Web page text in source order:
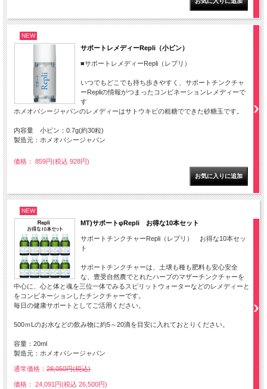
NEW
サポートレメディーRepli（小ビン）
■サポートレメディーRepli（レプリ）
いつでもどこでも持ち歩きやすく、サポートチンクチャ
ーRepliの情報がつまったコンビネーションレメディーで
す
ホメオパシージャパンのレメディーはサトウキビの粗糖でできた砂糖玉です。
内容量 小ビン：0.7g(約30粒)
製造元：ホメオパシージャパン
価格： 859円(税込 928円)
NEW
MT)サポートφRepli お得な10本セット
サポートチンクチャーRepli（レプリ） お得な10本セッ
ト
サポートチンクチャーは、土壌も種も肥料も安心安全
な、豊受自然農でとれたハーブのマザーチンクチャーを
中心に、心と体と魂を三位一体でみるスピリットウォーターなどのレメディーと
をコンビネーションしたチンクチャーです。
毎日の健康サポートとしてご活用ください。
500ｍLのお水などの飲み物に約5～20滴を目安に入れておとりください。
容量：20ml
製造元：ホメオパシージャパン
通常価格： 28,050円(税込)
価格： 24,091円(税込 26,500円)